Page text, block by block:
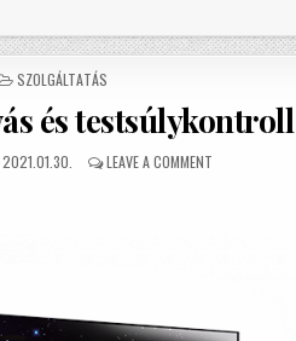
POSTED IN
SZOLGÁLTATÁS
és testsúlykontroll
PUBLISHED DATE:
2021.01.30. LEAVE A COMMENT